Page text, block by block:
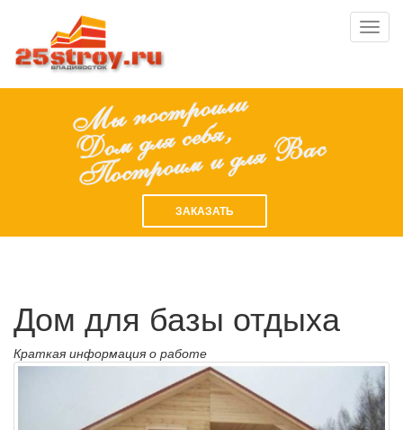
ЗАКАЗАТЬ
Дом для базы отдыха
Краткая информация о работе